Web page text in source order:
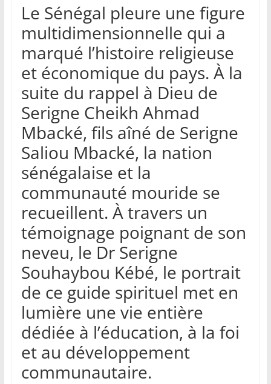
Le Sénégal pleure une figure
multidimensionnelle qui a
marqué l’histoire religieuse
et économique du pays. À la
suite du rappel à Dieu de
Serigne Cheikh Ahmad
Mbacké, fils aîné de Serigne
Saliou Mbacké, la nation
sénégalaise et la
communauté mouride se
recueillent. À travers un
témoignage poignant de son
neveu, le Dr Serigne
Souhaybou Kébé, le portrait
de ce guide spirituel met en
lumière une vie entière
dédiée à l’éducation, à la foi
et au développement
communautaire.